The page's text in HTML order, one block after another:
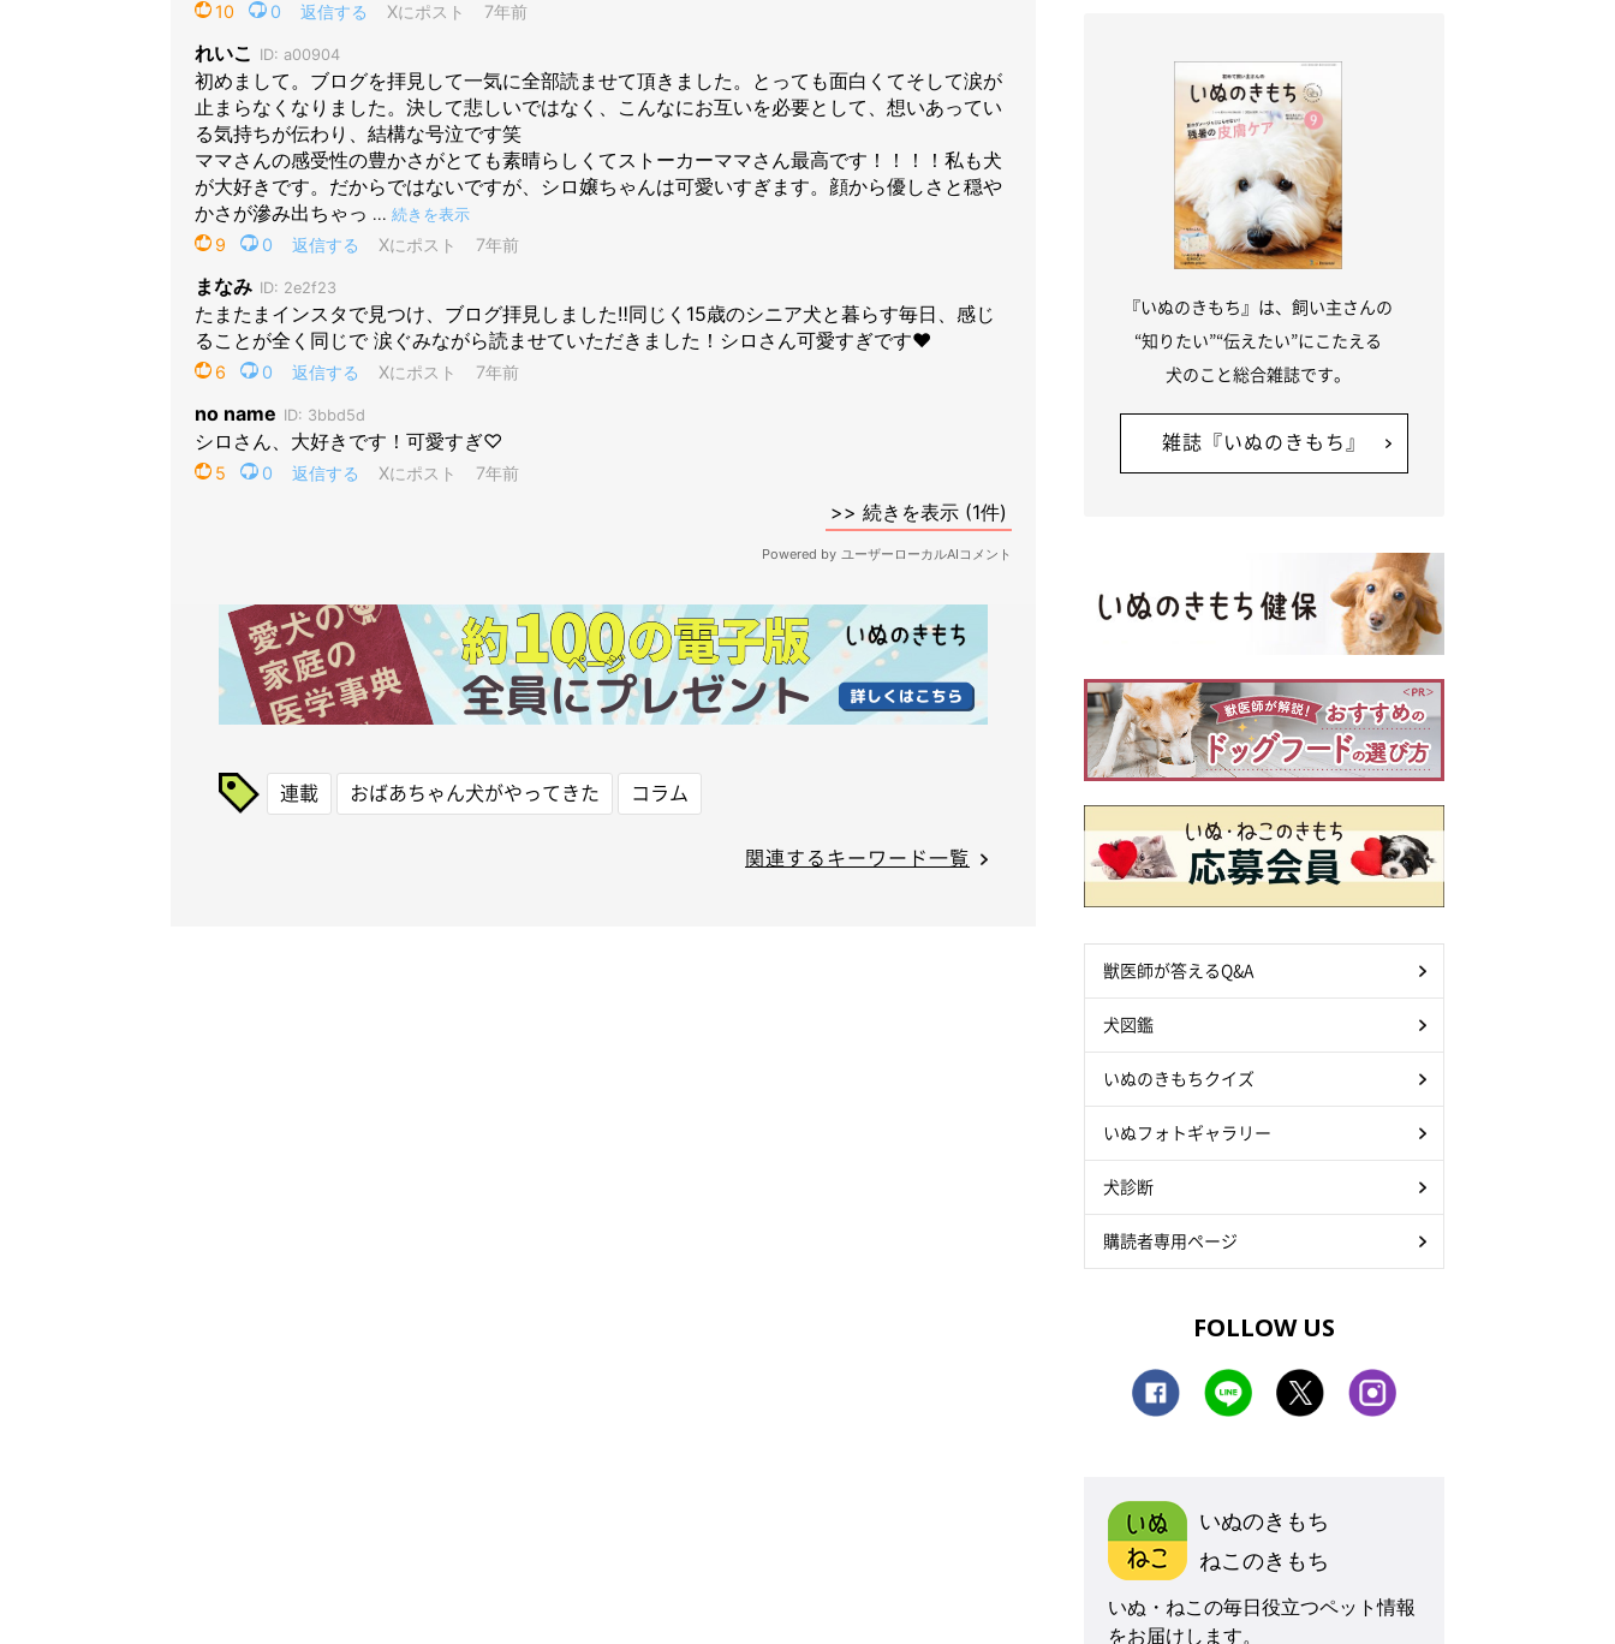
連載 おばあちゃん犬がやってきた コラム
関連するキーワード一覧
『いぬのきもち』は、飼い主さんの
“知りたい”“伝えたい”にこたえる
犬のこと総合雑誌です。
雑誌『いぬのきもち』
獣医師が答えるQ&A
犬図鑑
いぬのきもちクイズ
いぬフォトギャラリー
犬診断
購読者専用ページ
FOLLOW US
いぬのきもち
ねこのきもち
いぬ・ねこの毎日役立つペット情報
をお届けします。